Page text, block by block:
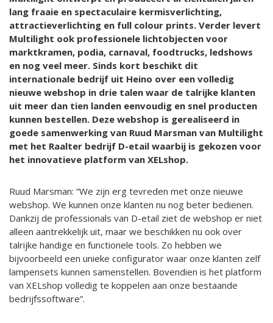
lang fraaie en spectaculaire kermisverlichting,
attractieverlichting en full colour prints. Verder levert
Multilight ook professionele lichtobjecten voor
marktkramen, podia, carnaval, foodtrucks, ledshows
en nog veel meer. Sinds kort beschikt dit
internationale bedrijf uit Heino over een volledig
nieuwe webshop in drie talen waar de talrijke klanten
uit meer dan tien landen eenvoudig en snel producten
kunnen bestellen. Deze webshop is gerealiseerd in
goede samenwerking van Ruud Marsman van Multilight
met het Raalter bedrijf D-etail waarbij is gekozen voor
het innovatieve platform van XELshop.
Ruud Marsman: “We zijn erg tevreden met onze nieuwe
webshop. We kunnen onze klanten nu nog beter bedienen.
Dankzij de professionals van D-etail ziet de webshop er niet
alleen aantrekkelijk uit, maar we beschikken nu ook over
talrijke handige en functionele tools. Zo hebben we
bijvoorbeeld een unieke configurator waar onze klanten zelf
lampensets kunnen samenstellen. Bovendien is het platform
van XELshop volledig te koppelen aan onze bestaande
bedrijfssoftware”.